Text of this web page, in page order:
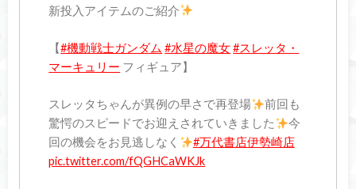
新投入アイテムのご紹介
【#機動戦士ガンダム #水星の魔女#スレッタ・
マーキュリー フィギュア】
スレッタちゃんが異例の早さで再登場
前回も
驚愕のスピードでお迎えされていきました
今
回の機会をお見逃しなく
#万代書店伊勢崎店
pic.twitter.com/fQGHCaWKJk